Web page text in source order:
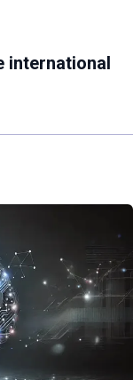
international